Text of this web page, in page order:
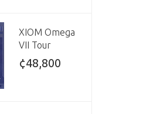
XIOM Omega
VII Tour
¢48,800